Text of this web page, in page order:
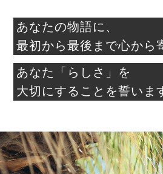
あなたの物語に、
最初から最後まで心から
あなた「らしさ」を
大切にすることを誓いま